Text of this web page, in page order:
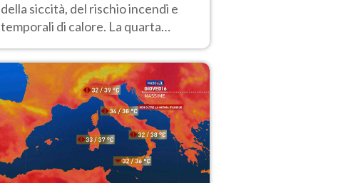
della siccità, del rischio incendi e
temporali di calore. La quarta
tregua e durerà fino Ferragosto